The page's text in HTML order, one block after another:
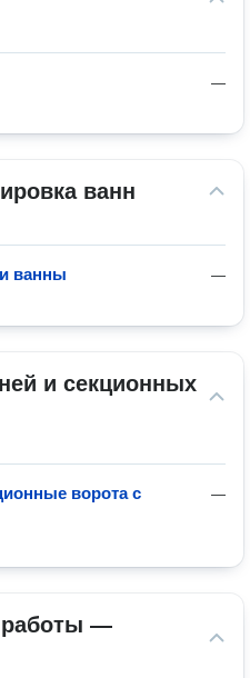
—
ванн
—
ванны
и секционных
—
ворота с
—